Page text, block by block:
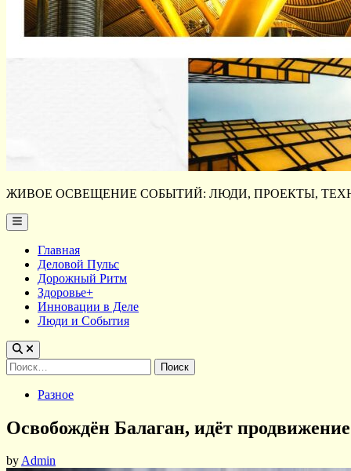
ЖИВОЕ ОСВЕЩЕНИЕ СОБЫТИЙ: ЛЮДИ, ПРОЕКТЫ,
Main
Menu
Главная
Деловой Пульс
Дорожный Ритм
Здоровье+
Инновации в Деле
Люди и События
Найти:
PostedРазное
Освобождён Балаган, идёт
byAdmin